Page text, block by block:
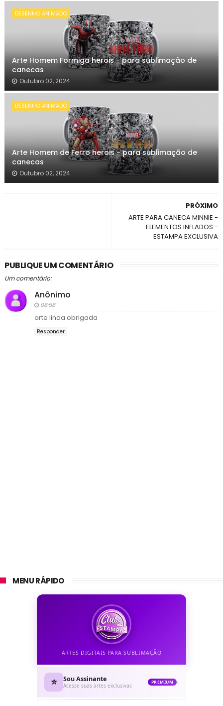
DESENHO ANIMADO
Arte Homem Formiga herois - para sublimação de
canecas
Outubro 02, 2024
DESENHO ANIMADO
Arte Homem de Ferro herois - para sublimação de
canecas
Outubro 02, 2024
PRÓXIMO
ARTE PARA CANECA MINNIE -
ELEMENTOS INFLADOS -
ESTAMPA EXCLUSIVA
PUBLIQUE UM COMENTÁRIO
Um comentário:
Anônimo
08:58
arte linda obrigada
Responder
MENU RÁPIDO
ARTES DIGITAIS PARA SUBLIMAÇÃO
⭐ Sou Assinante
Acesse suas artes exclusivas
PREMIUM ›